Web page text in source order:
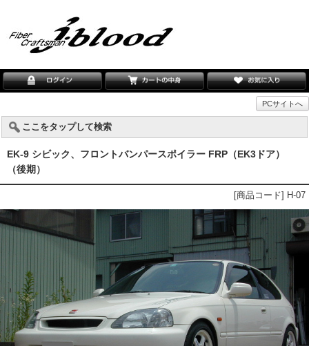
PCサイトへ
ここをタップして検索
EK-9 シビック、フロントバンパースポイラー FRP（EK3ドア）
（後期）
[商品コード] H-07